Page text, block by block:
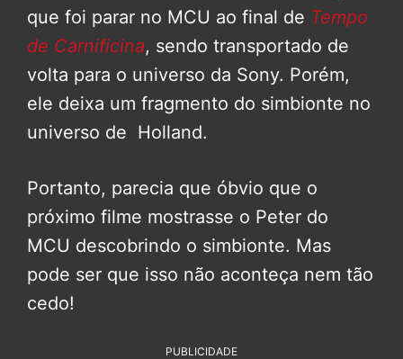
que foi parar no MCU ao final de Tempo
de Carnificina, sendo transportado de
volta para o universo da Sony. Porém,
ele deixa um fragmento do simbionte no
universo de Holland.
Portanto, parecia que óbvio que o
próximo filme mostrasse o Peter do
MCU descobrindo o simbionte. Mas
pode ser que isso não aconteça nem tão
cedo!
PUBLICIDADE